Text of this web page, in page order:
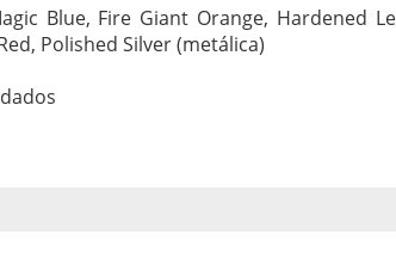
Blue, Fire Giant Orange, Hardened
Polished Silver (metálica)